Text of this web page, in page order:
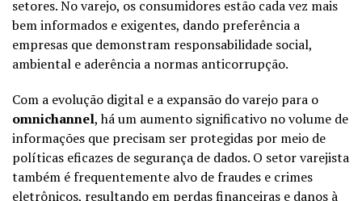
setores. No varejo, os consumidores estão cada vez mais
bem informados e exigentes, dando preferência a
empresas que demonstram responsabilidade social,
ambiental e aderência a normas anticorrupção.
Com a evolução digital e a expansão do varejo para o
omnichannel, há um aumento significativo no volume de
informações que precisam ser protegidas por meio de
políticas eficazes de segurança de dados. O setor varejista
também é frequentemente alvo de fraudes e crimes
eletrônicos, resultando em perdas financeiras e danos à